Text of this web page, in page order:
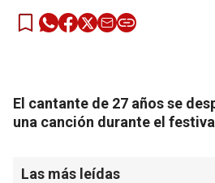
El cantante de 27 años se
una canción durante el
Las más leídas